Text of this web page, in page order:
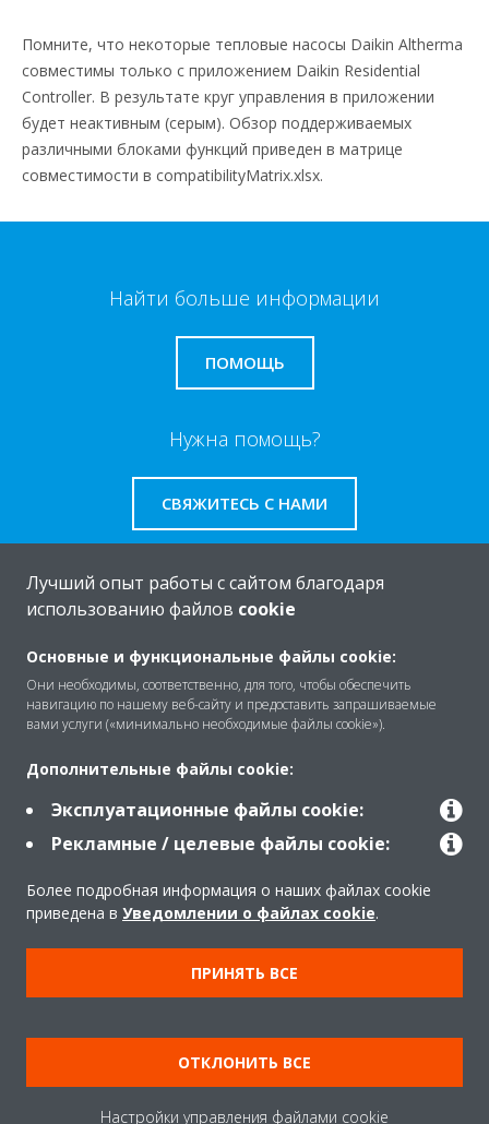
Помните, что некоторые тепловые насосы Daikin Altherma
совместимы только с приложением Daikin Residential
Controller. В результате круг управления в приложении
будет неактивным (серым). Обзор поддерживаемых
различными блоками функций приведен в матрице
совместимости в compatibilityMatrix.xlsx.
Найти больше информации
ПОМОЩЬ
Нужна помощь?
СВЯЖИТЕСЬ С НАМИ
Решения
Помощь
Продукты
Copyright © Daikin
Правила
Использование cookie
Конфиденциальность данных
Корпоративная этика
Data Act
Лучший опыт работы с сайтом благодаря
использованию файлов cookie
Основные и функциональные файлы cookie:
Они необходимы, соответственно, для того, чтобы обеспечить
навигацию по нашему веб-сайту и предоставить запрашиваемые
вами услуги («минимально необходимые файлы cookie»).
Дополнительные файлы cookie:
Эксплуатационные файлы cookie:
Рекламные / целевые файлы cookie:
Более подробная информация о наших файлах cookie
приведена в Уведомлении о файлах cookie.
ПРИНЯТЬ ВСЕ
ОТКЛОНИТЬ ВСЕ
Настройки управления файлами cookie